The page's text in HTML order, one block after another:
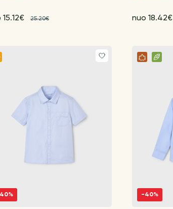
25.20€ nuo 18.42€
-40%